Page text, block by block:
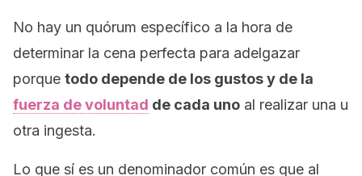
No hay un quórum específico a la hora de
determinar la cena perfecta para adelgazar
porque todo depende de los gustos y de la
fuerza de voluntad de cada uno al realizar una u
otra ingesta.
Lo que sí es un denominador común es que al